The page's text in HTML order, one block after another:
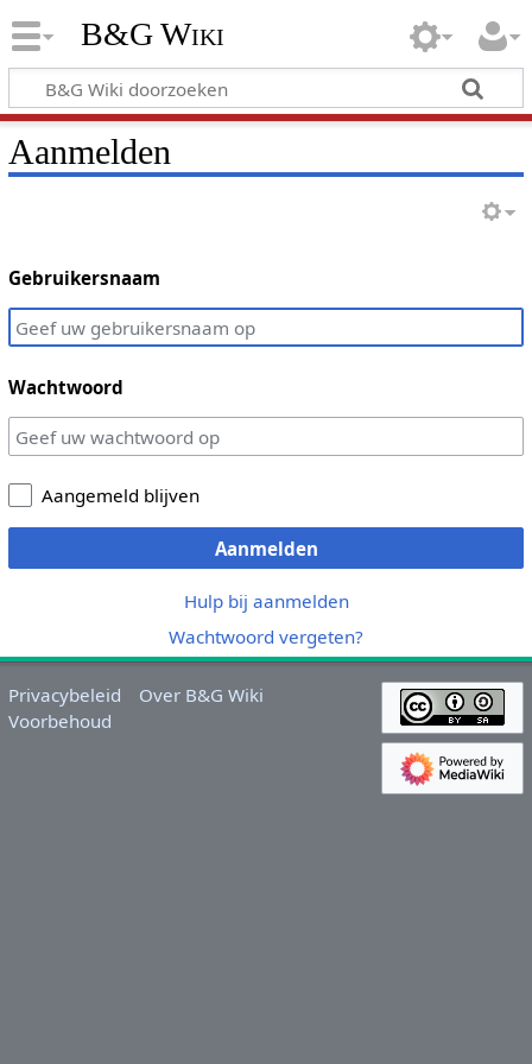
B&G Wiki
Aanmelden
Gebruikersnaam
Wachtwoord
Aangemeld blijven
Aanmelden
Hulp bij aanmelden
Wachtwoord vergeten?
Privacybeleid
Over B&G Wiki
Voorbehoud